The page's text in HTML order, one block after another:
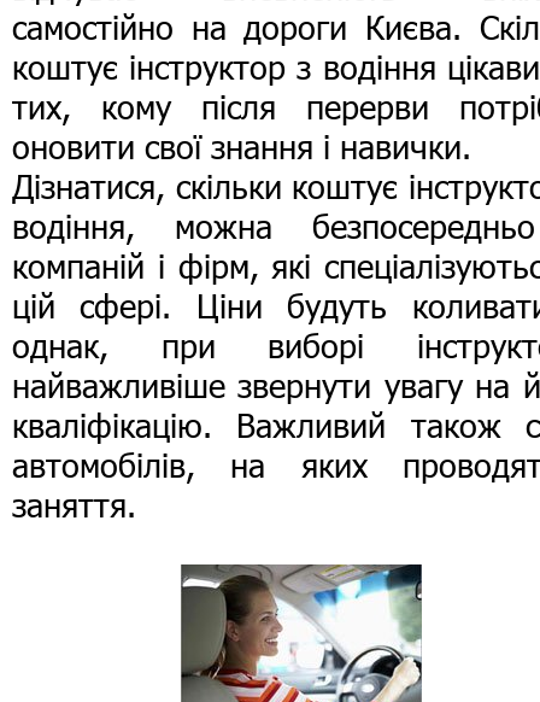
самостійно на дороги Києва.
коштує інструктор з водіння
тих, кому після перерви
оновити свої знання і навички.
Дізнатися, скільки коштує
водіння, можна
компаній і фірм, які
цій сфері. Ціни будуть
однак, при виборі
найважливіше звернути увагу на
кваліфікацію. Важливий також
автомобілів, на яких
заняття.